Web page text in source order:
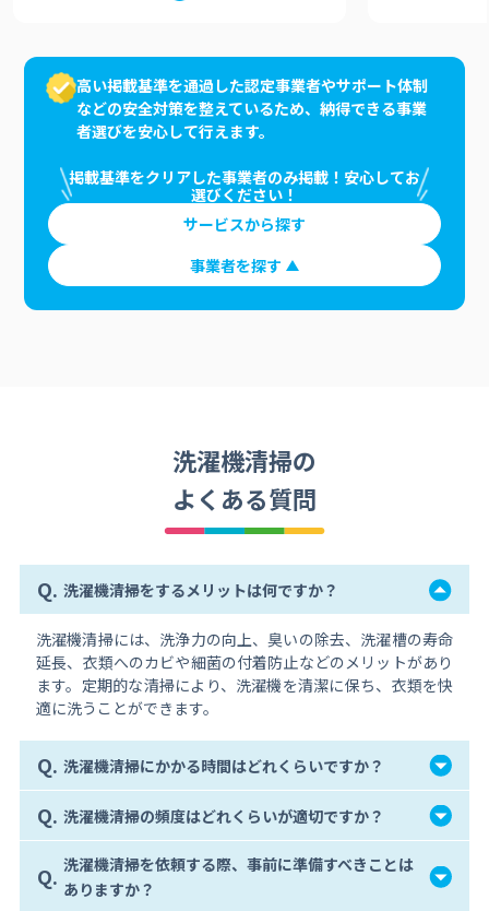
高い掲載基準を通過した認定事業者やサポート体制
などの安全対策を整えているため、納得できる事業
者選びを安心して行えます。
掲載基準をクリアした事業者のみ掲載！安心してお
選びください！
サービスから探す
事業者を探す
洗濯機清掃の
よくある質問
Q. 洗濯機清掃をするメリットは何ですか？
洗濯機清掃には、洗浄力の向上、臭いの除去、洗濯槽の寿命
延長、衣類へのカビや細菌の付着防止などのメリットがあり
ます。定期的な清掃により、洗濯機を清潔に保ち、衣類を快
適に洗うことができます。
Q. 洗濯機清掃にかかる時間はどれくらいですか？
Q. 洗濯機清掃の頻度はどれくらいが適切ですか？
Q. 洗濯機清掃を依頼する際、事前に準備すべきことは
ありますか？